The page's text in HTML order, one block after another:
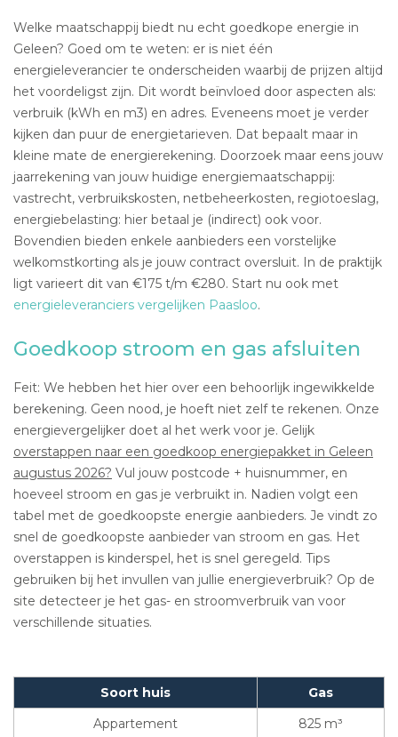
Welke maatschappij biedt nu echt goedkope energie in
Geleen? Goed om te weten: er is niet één
energieleverancier te onderscheiden waarbij de prijzen altijd
het voordeligst zijn. Dit wordt beïnvloed door aspecten als:
verbruik (kWh en m3) en adres. Eveneens moet je verder
kijken dan puur de energietarieven. Dat bepaalt maar in
kleine mate de energierekening. Doorzoek maar eens jouw
jaarrekening van jouw huidige energiemaatschappij:
vastrecht, verbruikskosten, netbeheerkosten, regiotoeslag,
energiebelasting: hier betaal je (indirect) ook voor.
Bovendien bieden enkele aanbieders een vorstelijke
welkomstkorting als je jouw contract oversluit. In de praktijk
ligt varieert dit van €175 t/m €280. Start nu ook met
energieleveranciers vergelijken Paasloo.
Goedkoop stroom en gas afsluiten
Feit: We hebben het hier over een behoorlijk ingewikkelde
berekening. Geen nood, je hoeft niet zelf te rekenen. Onze
energievergelijker doet al het werk voor je. Gelijk
overstappen naar een goedkoop energiepakket in Geleen
augustus 2026? Vul jouw postcode + huisnummer, en
hoeveel stroom en gas je verbruikt in. Nadien volgt een
tabel met de goedkoopste energie aanbieders. Je vindt zo
snel de goedkoopste aanbieder van stroom en gas. Het
overstappen is kinderspel, het is snel geregeld. Tips
gebruiken bij het invullen van jullie energieverbruik? Op de
site detecteer je het gas- en stroomverbruik van voor
verschillende situaties.
Soort huis
Gas
Appartement
825 m³